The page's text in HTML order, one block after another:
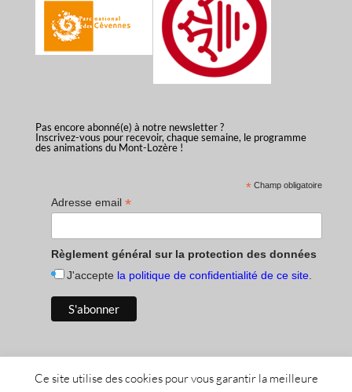
Pas encore abonné(e) à notre newsletter ?
Inscrivez-vous pour recevoir, chaque semaine, le programme
des animations du Mont-Lozère !
* Champ obligatoire
Adresse email *
Règlement général sur la protection des données
J'accepte la politique de confidentialité de ce site.
Ce site utilise des cookies pour vous garantir la meilleure